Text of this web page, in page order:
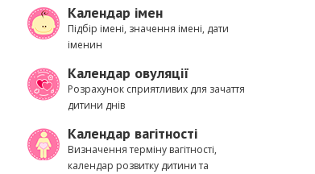
Календар імен
Підбір імені, значення імені, дати
іменин
Календар овуляції
Розрахунок сприятливих для зачаття
дитини днів
Календар вагітності
Визначення терміну вагітності,
календар розвитку дитини та